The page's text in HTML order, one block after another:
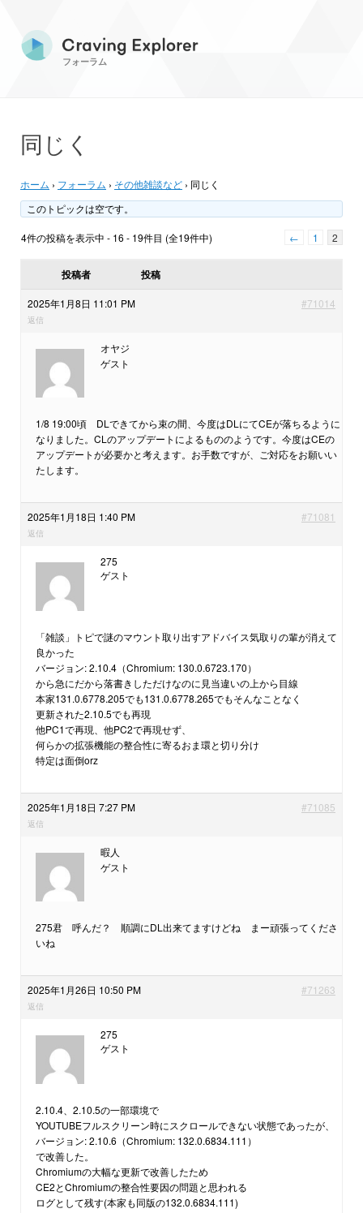
フォーラム
同じく
ホーム › フォーラム › その他雑談など › 同じく
このトピックは空です。
4件の投稿を表示中 - 16 - 19件目 (全19件中) ← 1 2
投稿者 投稿
2025年1月8日 11:01 PM #71014
返信
オヤジ
ゲスト
1/8 19:00頃 DLできてから束の間、今度はDLにてCEが落ちるように
なりました。CLのアップデートによるもののようです。今度はCEの
アップデートが必要かと考えます。お手数ですが、ご対応をお願いい
たします。
2025年1月18日 1:40 PM #71081
返信
275
ゲスト
「雑談」トピで謎のマウント取り出すアドバイス気取りの輩が消えて
良かった
バージョン: 2.10.4（Chromium: 130.0.6723.170）
から急にだから落書きしただけなのに見当違いの上から目線
本家131.0.6778.205でも131.0.6778.265でもそんなことなく
更新された2.10.5でも再現
他PC1で再現、他PC2で再現せず、
何らかの拡張機能の整合性に寄るおま環と切り分け
特定は面倒orz
2025年1月18日 7:27 PM #71085
返信
暇人
ゲスト
275君 呼んだ？ 順調にDL出来てますけどね まー頑張ってくださ
いね
2025年1月26日 10:50 PM #71263
返信
275
ゲスト
2.10.4、2.10.5の一部環境で
YOUTUBEフルスクリーン時にスクロールできない状態であったが、
バージョン: 2.10.6（Chromium: 132.0.6834.111）
で改善した。
Chromiumの大幅な更新で改善したため
CE2とChromiumの整合性要因の問題と思われる
ログとして残す(本家も同版の132.0.6834.111)